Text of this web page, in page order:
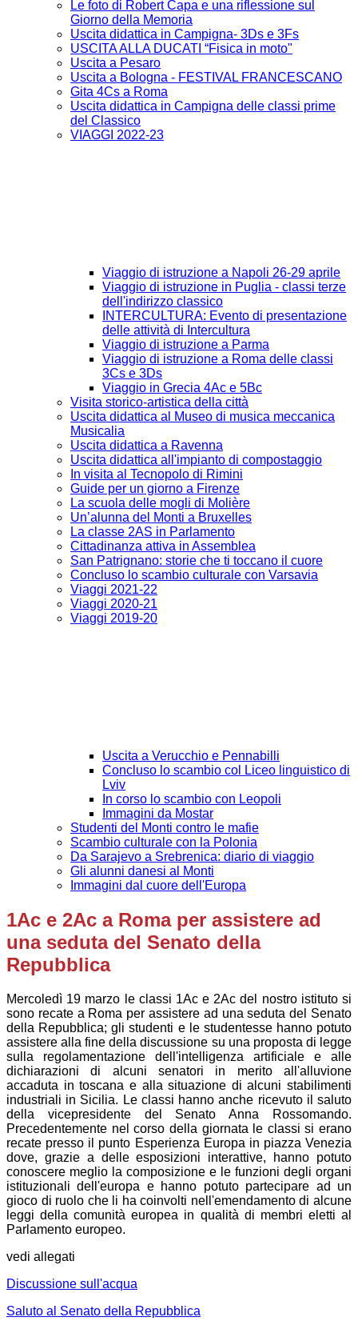
Le foto di Robert Capa e una riflessione sul
Giorno della Memoria
Uscita didattica in Campigna- 3Ds e 3Fs
USCITA ALLA DUCATI “Fisica in moto"
Uscita a Pesaro
Uscita a Bologna - FESTIVAL FRANCESCANO
Gita 4Cs a Roma
Uscita didattica in Campigna delle classi prime
del Classico
VIAGGI 2022-23
Viaggio di istruzione a Napoli 26-29 aprile
Viaggio di istruzione in Puglia - classi terze
dell'indirizzo classico
INTERCULTURA: Evento di presentazione
delle attività di Intercultura
Viaggio di istruzione a Parma
Viaggio di istruzione a Roma delle classi
3Cs e 3Ds
Viaggio in Grecia 4Ac e 5Bc
Visita storico-artistica della città
Uscita didattica al Museo di musica meccanica
Musicalia
Uscita didattica a Ravenna
Uscita didattica all'impianto di compostaggio
In visita al Tecnopolo di Rimini
Guide per un giorno a Firenze
La scuola delle mogli di Molière
Un’alunna del Monti a Bruxelles
La classe 2AS in Parlamento
Cittadinanza attiva in Assemblea
San Patrignano: storie che ti toccano il cuore
Concluso lo scambio culturale con Varsavia
Viaggi 2021-22
Viaggi 2020-21
Viaggi 2019-20
Uscita a Verucchio e Pennabilli
Concluso lo scambio col Liceo linguistico di
Lviv
In corso lo scambio con Leopoli
Immagini da Mostar
Studenti del Monti contro le mafie
Scambio culturale con la Polonia
Da Sarajevo a Srebrenica: diario di viaggio
Gli alunni danesi al Monti
Immagini dal cuore dell'Europa
1Ac e 2Ac a Roma per assistere ad
una seduta del Senato della
Repubblica
Mercoledì 19 marzo le classi 1Ac e 2Ac del nostro istituto si
sono recate a Roma per assistere ad una seduta del Senato
della Repubblica; gli studenti e le studentesse hanno potuto
assistere alla fine della discussione su una proposta di legge
sulla regolamentazione dell'intelligenza artificiale e alle
dichiarazioni di alcuni senatori in merito all'alluvione
accaduta in toscana e alla situazione di alcuni stabilimenti
industriali in Sicilia. Le classi hanno anche ricevuto il saluto
della vicepresidente del Senato Anna Rossomando.
Precedentemente nel corso della giornata le classi si erano
recate presso il punto Esperienza Europa in piazza Venezia
dove, grazie a delle esposizioni interattive, hanno potuto
conoscere meglio la composizione e le funzioni degli organi
istituzionali dell'europa e hanno potuto partecipare ad un
gioco di ruolo che li ha coinvolti nell'emendamento di alcune
leggi della comunità europea in qualità di membri eletti al
Parlamento europeo.
vedi allegati
Discussione sull'acqua
Saluto al Senato della Repubblica